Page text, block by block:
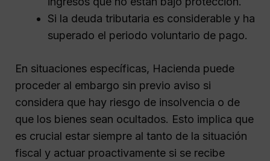
Si la deuda tributaria es considerable y ha
superado el periodo voluntario de pago.
En situaciones específicas, Hacienda puede
proceder al embargo sin previo aviso si
considera que hay riesgo de insolvencia o de
que los bienes sean ocultados. Esto implica que
es crucial estar siempre al tanto de la situación
fiscal y actuar proactivamente si se recibe